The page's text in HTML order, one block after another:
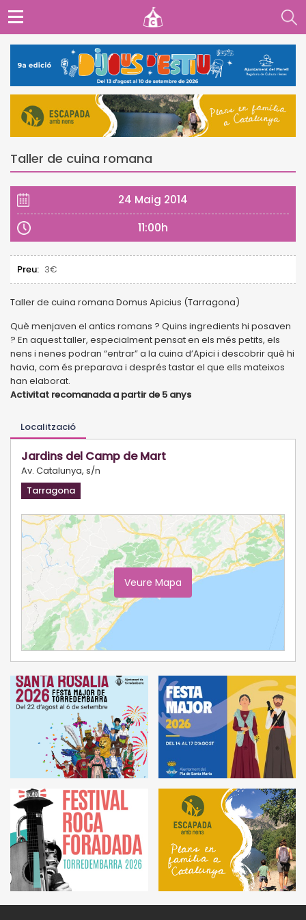
Taller de cuina romana
24 Maig 2014
11:00h
Preu: 3€
Taller de cuina romana Domus Apicius (Tarragona)
Què menjaven el antics romans ? Quins ingredients hi posaven
? En aquest taller, especialment pensat en els més petits, els
nens i nenes podran “entrar” a la cuina d’Apici i descobrir què hi
havia, com és preparava i després tastar el que ells mateixos
han elaborat.
Activitat recomanada a partir de 5 anys
Localització
Jardins del Camp de Mart
Av. Catalunya, s/n
Tarragona
Veure Mapa